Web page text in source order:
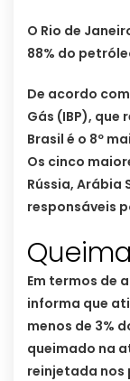
O Rio de
88% do
De acordo
Gás (IBP),
Brasil é o 8º
Os cinco
Rússia, Arábia
responsáveis
Em termos de
informa que
menos de 3%
queimado na
reinjetada nos